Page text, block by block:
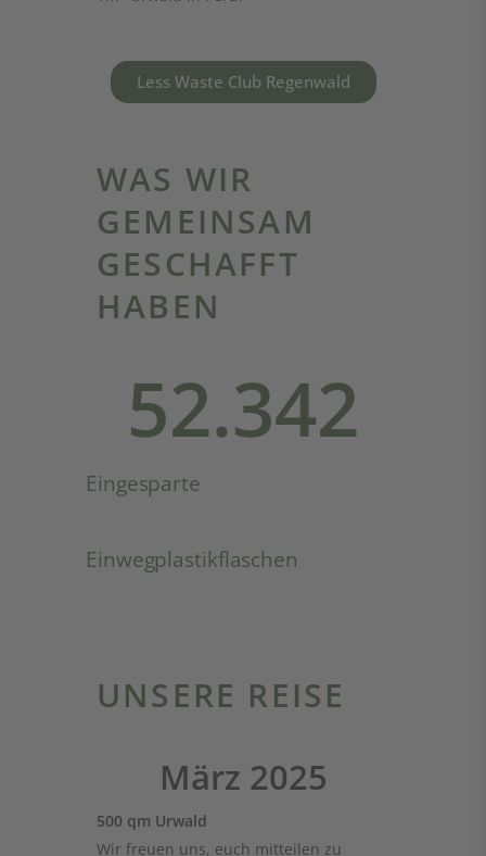
Less Waste Club Regenwald
WAS WIR
GEMEINSAM
GESCHAFFT
HABEN
Eingesparte
Einwegplastikflaschen
52.342
UNSERE REISE
März 2025
500 qm Urwald
Wir freuen uns, euch mitteilen zu